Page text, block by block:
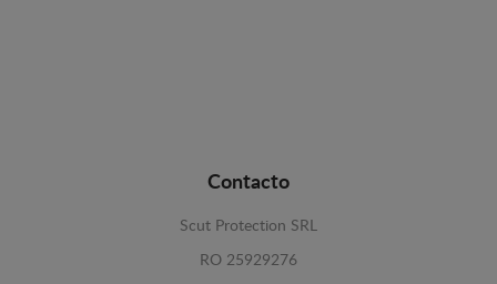
Contacto
Scut Protection SRL
RO 25929276